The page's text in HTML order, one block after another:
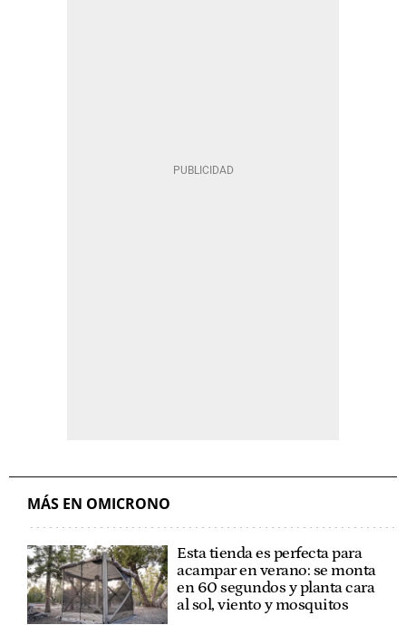
MÁS EN OMICRONO
Esta tienda es perfecta para
acampar en verano: se monta
en 60 segundos y planta cara
al sol, viento y mosquitos